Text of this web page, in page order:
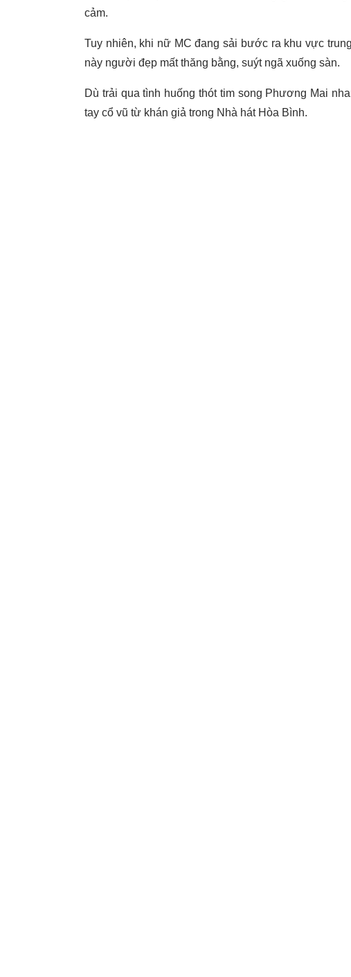
cảm.
Tuy nhiên, khi nữ MC đang sải bước ra khu vực
này người đẹp mất thăng bằng, suýt ngã xuống sàn.
Dù trải qua tình huống thót tim song Phương Mai
tay cổ vũ từ khán giả trong Nhà hát Hòa Bình.